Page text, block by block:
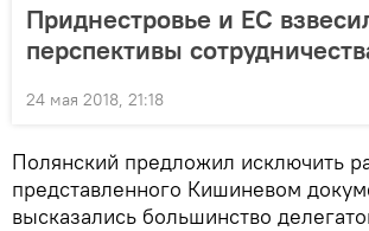
Приднестровье и ЕС
перспективы
24 мая 2018, 21:18
Полянский предложил исключить
представленного Кишиневом
высказались большинство